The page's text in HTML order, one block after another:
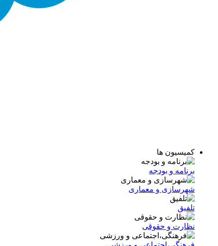
کمیسیون ها
برنامه و بودجه
شهرسازی و معماری
تلفیق
نظارت و حقوقی